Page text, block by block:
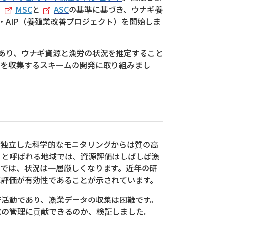
MSCと ASCの基準に基づき、ウナギ養
（養殖業改善プロジェクト）を開始しま
、ウナギ資源と漁労の状況を推定すること
収集するスキームの開発に取り組みまし
立した科学的なモニタリングからは質の高
呼ばれる地域では、資源評価はしばしば漁
は、状況は一層厳しくなります。近年の研
が有効性であることが示されています。
であり、漁業データの収集は困難です。
管理に貢献できるのか、検証しました。